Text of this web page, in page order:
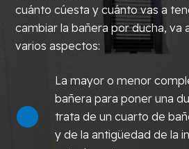
cuánto cúesta y cuánto vas a
cambiar la bañera por ducha, va
varios aspectos:
La mayor o menor
bañera para poner una
trata de un cuarto de
y de la antigüedad de la